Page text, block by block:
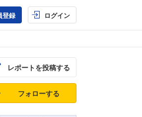
登録 ログイン
レポートを投稿する
フォローする